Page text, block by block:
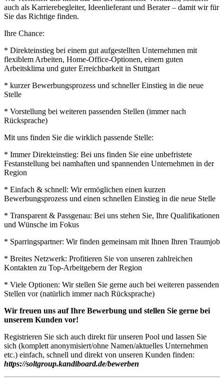
auch als Karrierebegleiter, Ideenlieferant und Berater – damit wir für
Sie das Richtige finden.
Ihre Chance:
* Direkteinstieg bei einem gut aufgestellten Unternehmen mit
flexiblem Arbeiten, Home-Office-Optionen, einem guten
Arbeitsklima und guter Erreichbarkeit in Stuttgart
* kurzer Bewerbungsprozess und schneller Einstieg in die neue
Stelle
* Vorstellung bei weiteren passenden Stellen (immer nach
Rücksprache)
Mit uns finden Sie die wirklich passende Stelle:
* Immer Direkteinstieg: Bei uns finden Sie eine unbefristete
Festanstellung bei namhaften und spannenden Unternehmen in der
Region
* Einfach & schnell: Wir ermöglichen einen kurzen
Bewerbungsprozess und einen schnellen Einstieg in die neue Stelle
* Transparent & Passgenau: Bei uns stehen Sie, Ihre Qualifikationen
und Wünsche im Fokus
* Sparringspartner: Wir finden gemeinsam mit Ihnen Ihren Traumjob
* Breites Netzwerk: Profitieren Sie von unseren zahlreichen
Kontakten zu Top-Arbeitgebern der Region
* Viele Optionen: Wir stellen Sie gerne auch bei weiteren passenden
Stellen vor (natürlich immer nach Rücksprache)
Wir freuen uns auf Ihre Bewerbung und stellen Sie gerne bei
unserem Kunden vor!
Registrieren Sie sich auch direkt für unseren Pool und lassen Sie
sich (komplett anonymisiert/ohne Namen/aktuelles Unternehmen
etc.) einfach, schnell und direkt von unseren Kunden finden:
https://soltgroup.kandiboard.de/bewerben